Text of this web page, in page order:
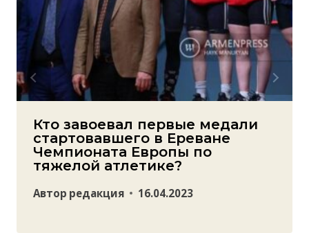
Кто завоевал первые медали
стартовавшего в Ереване
Чемпионата Европы по
тяжелой атлетике?
Автор редакция 16.04.2023